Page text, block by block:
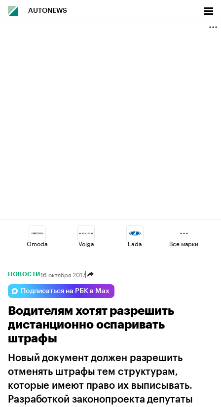
AUTONEWS
Omoda Volga Lada
Haval Changan
Jaecoo Voyah Geely
Все марки
НОВОСТИ 16 октября 2017
Подписаться на РБК в Max
Водителям хотят разрешить
дистанционно оспаривать
штрафы
Новый документ должен разрешить
отменять штрафы тем структурам,
которые имеют право их выписывать.
Разработкой законопроекта депутаты